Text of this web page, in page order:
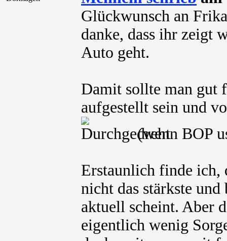
Glückwunsch an
danke, dass ihr zeigt
Auto geht.
Damit sollte man gut
aufgestellt sein und
(wenn BOP
Erstaunlich finde ich,
nicht das stärkste und
aktuell scheint. Aber
eigentlich wenig